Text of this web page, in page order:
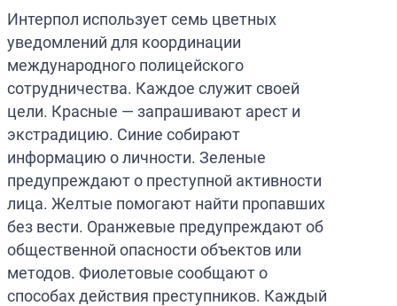
Интерпол использует семь цветных
уведомлений для координации
международного полицейского
сотрудничества. Каждое служит своей
цели. Красные — запрашивают арест и
экстрадицию. Синие собирают
информацию о личности. Зеленые
предупреждают о преступной активности
лица. Желтые помогают найти пропавших
без вести. Оранжевые предупреждают об
общественной опасности объектов или
методов. Фиолетовые сообщают о
способах действия преступников. Каждый